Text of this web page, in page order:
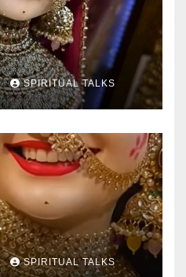
SPIRITUAL TALKS
SPIRITUAL TALKS